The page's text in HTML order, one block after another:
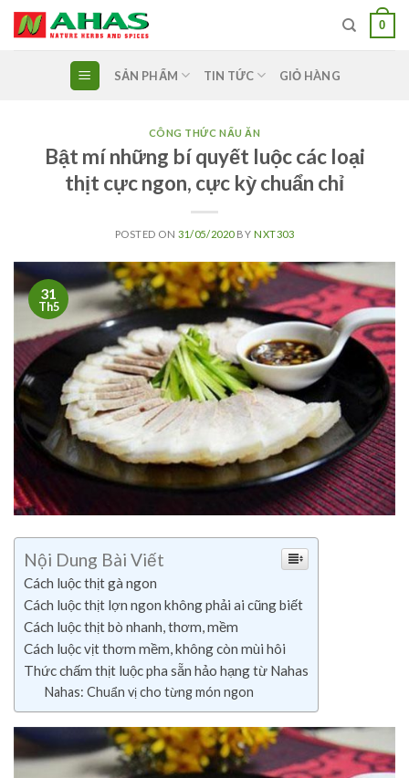
Skip
content
0
SẢN PHẨM TIN TỨC GIỎ HÀNG
CÔNG THỨC NẤU ĂN
Bật mí những bí quyết luộc các loại
thịt cực ngon, cực kỳ chuẩn chỉ
POSTED ON31/05/2020BYNXT303
31
Th5
Nội Dung Bài Viết
Cách luộc thịt gà ngon
Cách luộc thịt lợn ngon không phải ai cũng biết
Cách luộc thịt bò nhanh, thơm, mềm
Cách luộc vịt thơm mềm, không còn mùi hôi
Thức chấm thịt luộc pha sẵn hảo hạng từ Nahas
Nahas: Chuẩn vị cho từng món ngon